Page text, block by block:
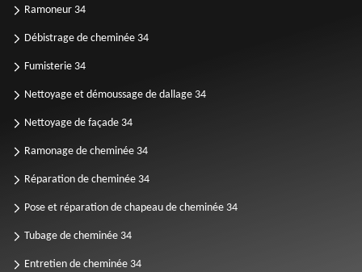
Ramoneur 34
Débistrage de cheminée 34
Fumisterie 34
Nettoyage et démoussage de dallage 34
Nettoyage de façade 34
Ramonage de cheminée 34
Réparation de cheminée 34
Pose et réparation de chapeau de cheminée 34
Tubage de cheminée 34
Entretien de cheminée 34